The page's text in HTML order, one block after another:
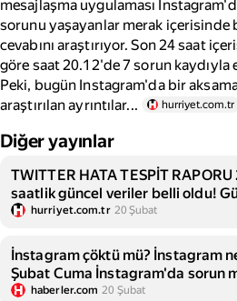
mesajlaşma uygulaması
sorunu yaşayanlar merak
cevabını araştırıyor. Son 24 saat
göre saat 20.12'de 7 sorun kaydıyla
Peki, bugün Instagram'da bir
araştırılan ayrıntılar...
hurriyet.com.tr
Diğer yayınlar
TWITTER HATA TESPİT RAPORU
saatlik güncel veriler belli oldu!
belli oldu
hurriyet.com.tr 20 Şubat
İnstagram çöktü mü? İnstagram
Şubat Cuma İnstagram'da sorun
yüklenmiyor?
haberler.com 20 Şubat